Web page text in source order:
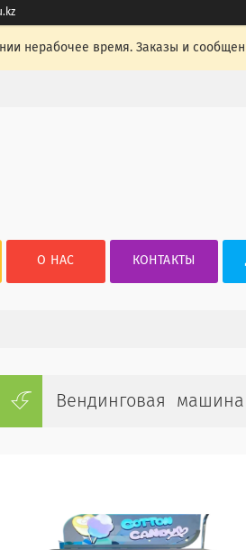
нерабочее время. Заказы и
О НАС КОНТАКТЫ
Вендинговая машина